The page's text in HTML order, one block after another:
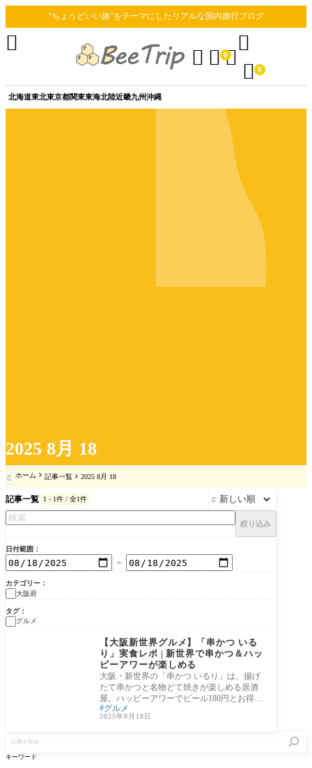
2025 8月 18
“ちょうどいい旅”をテーマにしたリアルな国内旅行ブログ
北海道東北東京都関東東海北陸近畿九州沖縄
  0

 0

 ホーム 記事一覧 2025 8月 18
記事一覧 1 - 1件 / 全1件 
絞り込み
日付範囲
～
カテゴリー
大阪府
タグ
グルメ
【大阪新世界グルメ】「串かつ いる
り」実食レポ | 新世界で串かつ＆ハッ
ピーアワーが楽しめる
大阪・新世界の「串かつ いるり」は、揚げ
たて串かつと名物どて焼きが楽しめる居酒
屋。ハッピーアワーでビール180円とお得！
観光
グルメ
2025年8月18日
を
キーワード